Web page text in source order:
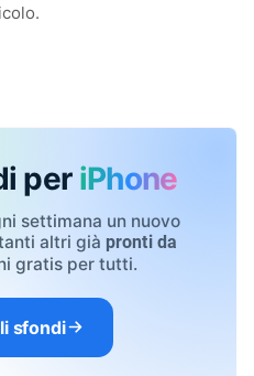
per iPhone
settimana un nuovo
altri già pronti da
gratis per tutti.
sfondi